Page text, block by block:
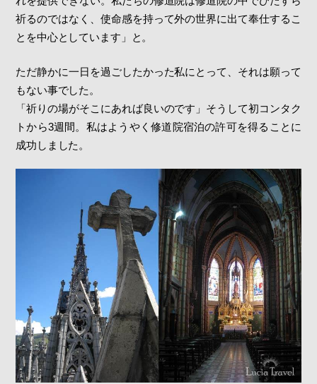
祈るのではなく、使命感を持って外の世界に出て奉仕するこ
とを中心としています」と。
ただ静かに一日を過ごしたかった私にとって、それは願って
もない事でした。
「祈りの場がそこにあれば良いのです」そうして初コンタク
トから3週間。私はようやく修道院宿泊の許可を得ることに
成功しました。